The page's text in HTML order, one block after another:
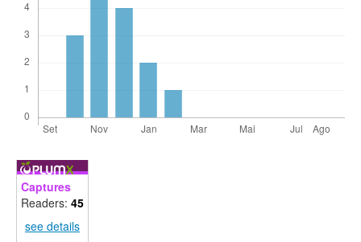
Captures
Readers: 45
see details